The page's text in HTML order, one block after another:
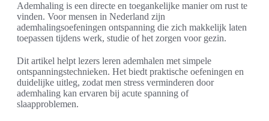
Ademhaling is een directe en toegankelijke manier om rust te
vinden. Voor mensen in Nederland zijn
ademhalingsoefeningen ontspanning die zich makkelijk laten
toepassen tijdens werk, studie of het zorgen voor gezin.
Dit artikel helpt lezers leren ademhalen met simpele
ontspanningstechnieken. Het biedt praktische oefeningen en
duidelijke uitleg, zodat men stress verminderen door
ademhaling kan ervaren bij acute spanning of
slaapproblemen.